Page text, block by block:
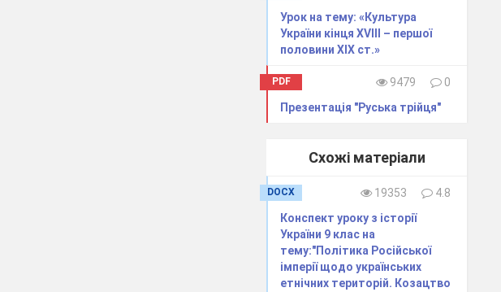
Урок на тему: «Культура
України кінця XVIII – першої
половини ХІХ ст.»
PDF 9479
0
Презентація "Руська трійця"
Схожі матеріали
DOCX 19353
4.8
Конспект уроку з історії
України 9 клас на
тему:"Політика Російської
імперії щодо українських
етнічних територій. Козацтво